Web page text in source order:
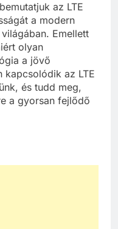
az LTE
a modern
Emellett
olyan
a jövő
kapcsolódik az LTE
és tudd meg,
a gyorsan fejlődő